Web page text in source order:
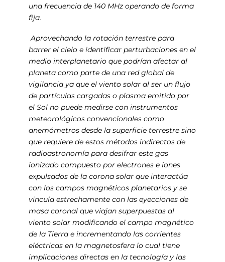
una frecuencia de 140 MHz operando de forma
fija.
Aprovechando la rotación terrestre para
barrer el cielo e identificar perturbaciones en el
medio interplanetario que podrían afectar al
planeta como parte de una red global de
vigilancia ya que el viento solar al ser un flujo
de partículas cargadas o plasma emitido por
el Sol no puede medirse con instrumentos
meteorológicos convencionales como
anemómetros desde la superficie terrestre sino
que requiere de estos métodos indirectos de
radioastronomía para desifrar este gas
ionizado compuesto por electrones e iones
expulsados de la corona solar que interactúa
con los campos magnéticos planetarios y se
vincula estrechamente con las eyecciones de
masa coronal que viajan superpuestas al
viento solar modificando el campo magnético
de la Tierra e incrementando las corrientes
eléctricas en la magnetosfera lo cual tiene
implicaciones directas en la tecnología y las